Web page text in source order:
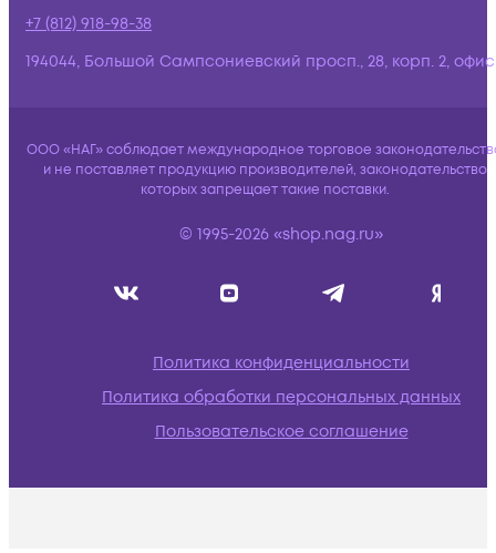
+7 (812) 918-98-38
194044, Большой Сампсониевский просп., 28, корп. 2,
ООО «НАГ» соблюдает международное торговое
и не поставляет продукцию производителей, законодательство
которых запрещает такие поставки.
© 1995-2026 «shop.nag.ru»
Политика конфиденциальности
Политика обработки персональных данных
Пользовательское соглашение